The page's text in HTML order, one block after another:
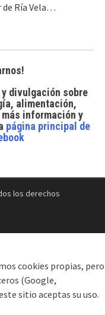
Ría Vela…
divulgación sobre
alimentación,
más información y
página principal de
los derechos
cookies propias, pero
(Google,
sitio aceptas su uso.